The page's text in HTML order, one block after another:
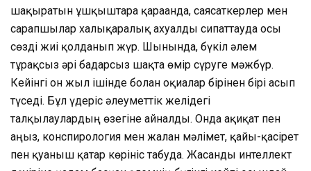
шақыратын ұшқыштарға қарағанда, саясаткерлер мен
сарапшылар халықаралық ахуалды сипаттауда осы
сөзді жиі қолданып жүр. Шынында, бүкіл әлем
тұрақсыз әрі бағдарсыз шақта өмір сүруге мәжбүр.
Кейінгі он жыл ішінде болған оқиғалар бірінен бірі асып
түседі. Бұл үдеріс әлеуметтік желідегі
талқылаулардың өзегіне айналды. Онда ақиқат пен
аңыз, конспирология мен жалған мәлімет, қайғы-қасірет
пен қуаныш қатар көрініс табуда. Жасанды интеллект